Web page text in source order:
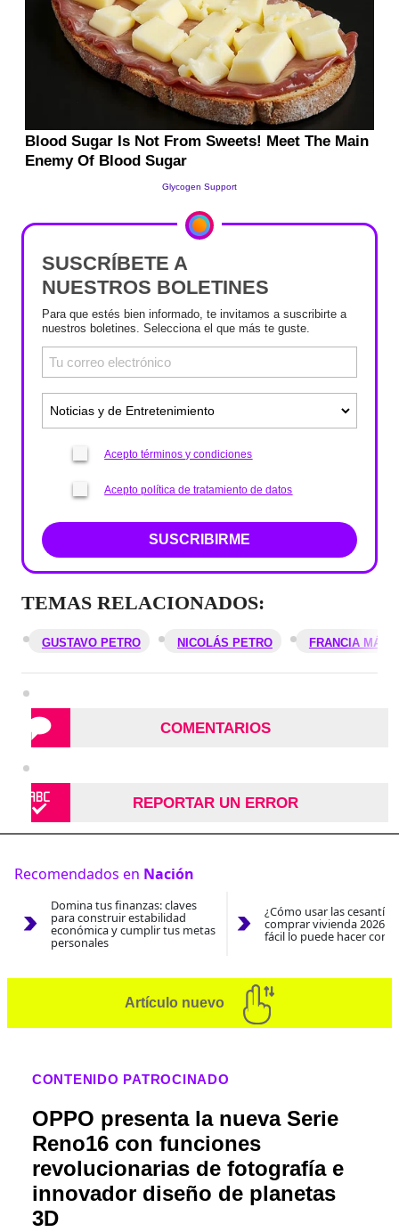
SUSCRÍBETE A
NUESTROS BOLETINES
Para que estés bien informado, te invitamos a suscribirte a
nuestros boletines. Selecciona el que más te guste.
Acepto términos y condiciones
Acepto política de tratamiento de datos
SUSCRIBIRME
TEMAS RELACIONADOS:
GUSTAVO PETRO NICOLÁS PETRO FRANCIA
COMENTARIOS
REPORTAR UN ERROR
Recomendados en Nación
Domina tus finanzas: claves
para construir estabilidad
económica y cumplir tus metas
personales
¿Cómo usar las
comprar vivienda 2026?
fácil lo puede hacer con
Artículo nuevo
CONTENIDO PATROCINADO
OPPO presenta la nueva Serie
Reno16 con funciones
revolucionarias de fotografía e
innovador diseño de planetas
3D